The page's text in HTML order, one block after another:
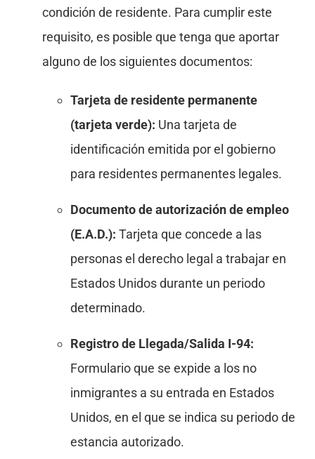
condición de residente. Para cumplir este
requisito, es posible que tenga que aportar
alguno de los siguientes documentos:
Tarjeta de residente permanente
(tarjeta verde): Una tarjeta de
identificación emitida por el gobierno
para residentes permanentes legales.
Documento de autorización de empleo
(E.A.D.): Tarjeta que concede a las
personas el derecho legal a trabajar en
Estados Unidos durante un periodo
determinado.
Registro de Llegada/Salida I-94:
Formulario que se expide a los no
inmigrantes a su entrada en Estados
Unidos, en el que se indica su periodo de
estancia autorizado.